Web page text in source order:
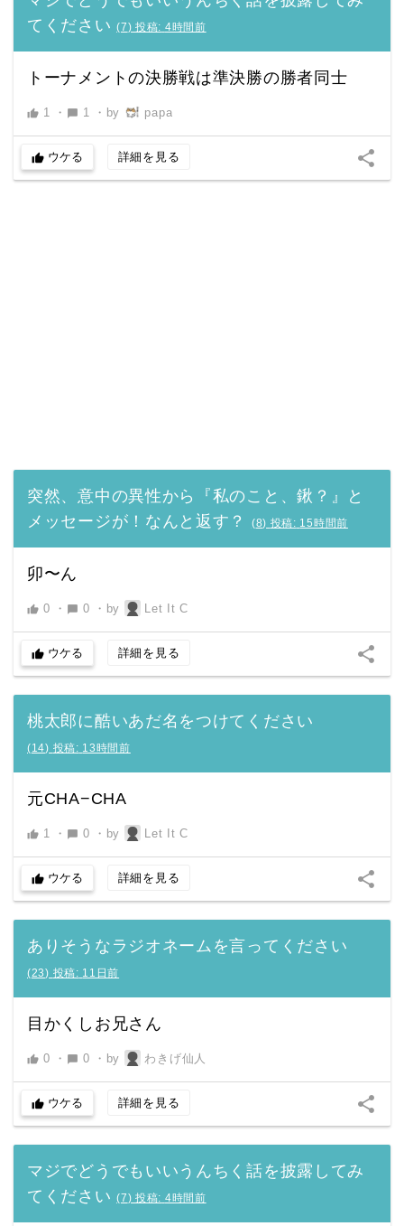
てください (7)投稿: 4時間前
トーナメントの決勝戦は準決勝の勝者同士
thumb_up 1 ・ chat_bubble 1 ・ by papa
thumb_up ウケる 詳細を見る share
突然、意中の異性から『私のこと、鍬？』と
メッセージが！なんと返す？
(8) 投稿: 15時間前
卯〜ん
thumb_up 0 ・ chat_bubble 0 ・ by Let It C
thumb_up ウケる 詳細を見る share
桃太郎に酷いあだ名をつけてください
(14) 投稿: 13時間前
元CHA−CHA
thumb_up 1 ・ chat_bubble 0 ・ by Let It C
thumb_up ウケる 詳細を見る share
ありそうなラジオネームを言ってください
(23) 投稿: 11日前
目かくしお兄さん
thumb_up 0 ・ chat_bubble 0 ・ by わきげ仙人
thumb_up ウケる 詳細を見る share
マジでどうでもいいうんちく話を披露してみ
てください (7)投稿: 4時間前